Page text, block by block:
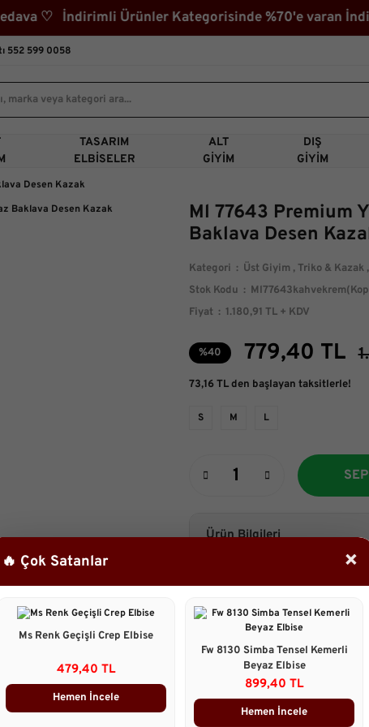
♡ İndirimli Ürünler Kategorisinde %70'e varan
552 599 0058
TASARIM
ELBISELER
ALT
GIYIM
DIŞ
GIYIM
🔥 Çok Satanlar ×
Ms Renk Geçişli Crep Elbise
479,40 TL
Hemen İncele
Fw 8130 Simba Tensel Kemerli
Beyaz Elbise
899,40 TL
Hemen İncele
Desen Kazak
Ml 77643 Premium
Baklava Desen
Kategori Üst Giyim , Triko & Kazak ,
Stok Kodu
Fiyat
1.180,91 TL + KDV
%40 779,40 TL
73,16 TL den başlayan taksitlerle!
S M L
Ürün Bilgileri
Manken Görselde S beden Tercih
Boyu: 70 cm
Manken:
Göğüs :88 cm
Bel :67cm
Basen : 98cm